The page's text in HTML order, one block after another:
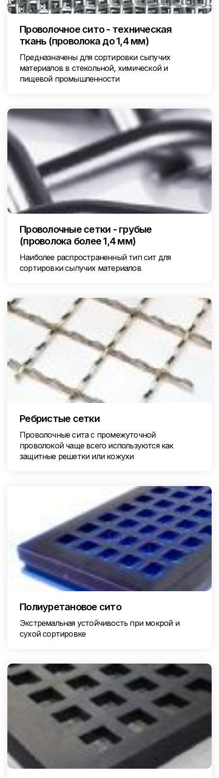
Проволочное сито - техническая
ткань (проволока до 1,4 мм)
Предназначены для сортировки сыпучих
материалов в стекольной, химической и
пищевой промышленности
Проволочные сетки - грубые
(проволока более 1,4 мм)
Наиболее распространенный тип сит для
сортировки сыпучих материалов
Ребристые сетки
Проволочные сита с промежуточной
проволокой чаще всего используются как
защитные решетки или кожухи
Полиуретановое сито
Экстремальная устойчивость при мокрой и
сухой сортировке